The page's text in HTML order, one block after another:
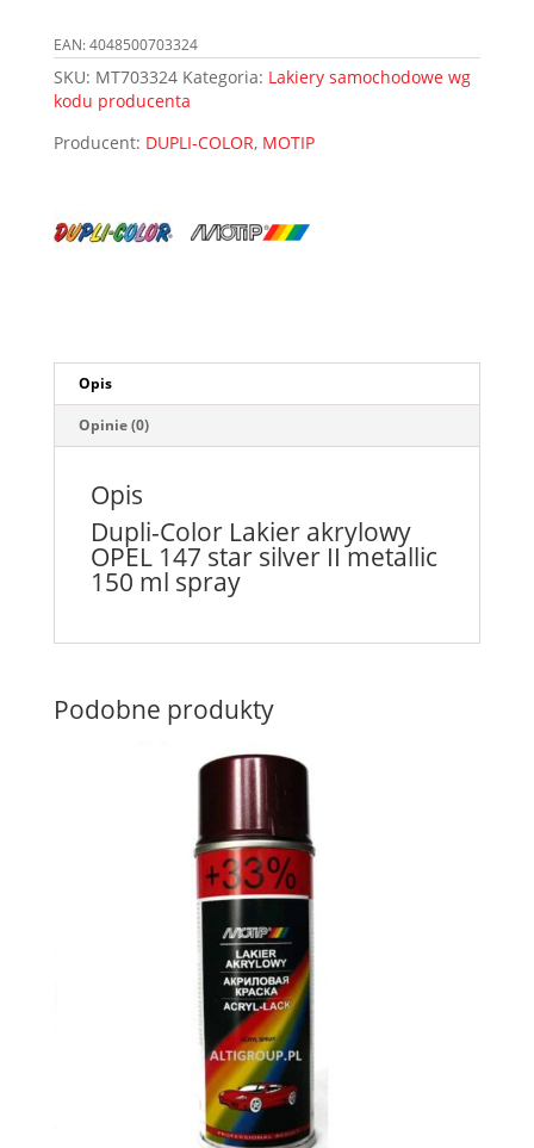
srebrny
metallic
150
spray
EAN:4048500703324
SKU: MT703324 Kategoria: Lakiery samochodowe wg
kodu producenta
Producent: DUPLI-COLOR, MOTIP
Opis
Opinie (0)
Opis
Dupli-Color Lakier akrylowy
OPEL 147 star silver II metallic
150 ml spray
Podobne produkty